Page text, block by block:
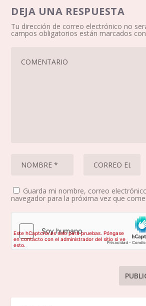
DEJA UNA RESPUESTA
Tu dirección de correo electrónico no
campos obligatorios están marcados
Guarda mi nombre, correo
navegador para la próxima vez que